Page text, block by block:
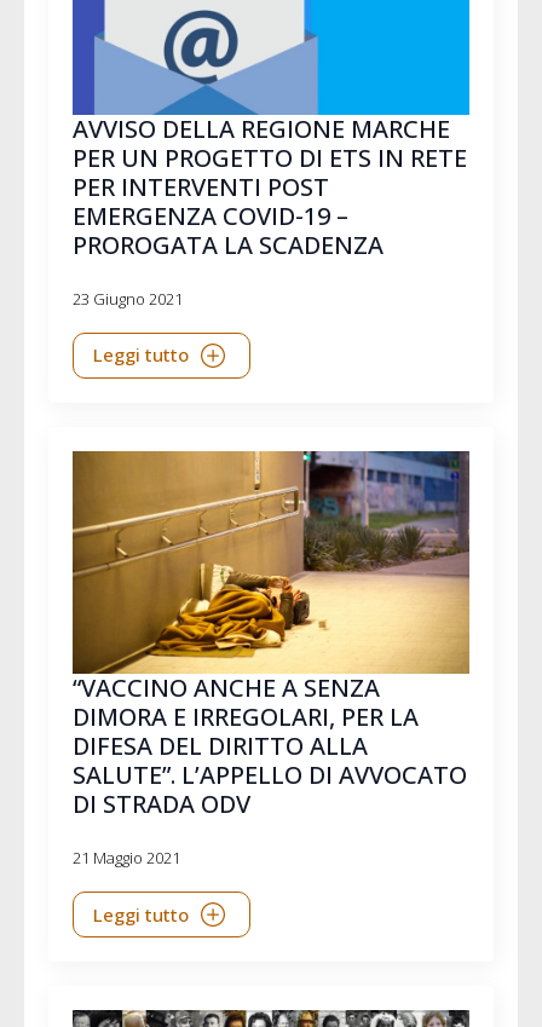
AVVISO DELLA REGIONE MARCHE
PER UN PROGETTO DI ETS IN RETE
PER INTERVENTI POST
EMERGENZA COVID-19 –
PROROGATA LA SCADENZA
23 Giugno 2021
Leggi tutto
“VACCINO ANCHE A SENZA
DIMORA E IRREGOLARI, PER LA
DIFESA DEL DIRITTO ALLA
SALUTE”. L’APPELLO DI AVVOCATO
DI STRADA ODV
21 Maggio 2021
Leggi tutto